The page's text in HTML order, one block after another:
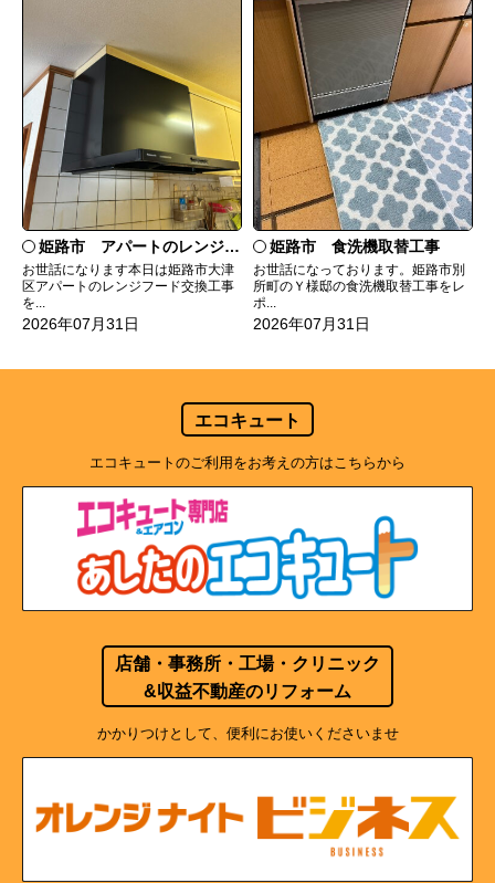
姫路市 アパートのレンジフード交換
お世話になります本日は姫路市大津
区アパートのレンジフード交換工事
を...
2026年07月31日
姫路市 食洗機取替工事
お世話になっております。姫路市別
所町のＹ様邸の食洗機取替工事をレ
ポ...
2026年07月31日
エコキュート
エコキュートのご利用をお考えの方はこちらから
店舗・事務所・工場・クリニック
&収益不動産のリフォーム
かかりつけとして、便利にお使いくださいませ